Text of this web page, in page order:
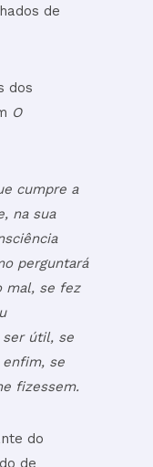
de
dos
O
cumpre a
na sua
perguntará
mal, se fez
ser útil, se
se
fizessem.
do
de